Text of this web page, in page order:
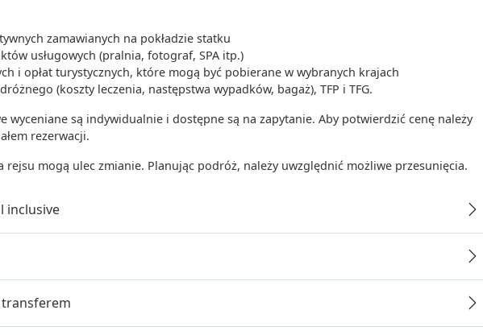
07:00-00:00
zamawianych na pokładzie statku
usługowych (pralnia, fotograf, SPA itp.)
i opłat turystycznych, które mogą być pobierane w wybranych krajach
(koszty leczenia, następstwa wypadków, bagaż), TFP i TFG.
wyceniane są indywidualnie i dostępne są na zapytanie. Aby potwierdzić cenę należy
rezerwacji.
rejsu mogą ulec zmianie. Planując podróż, należy uwzględnić możliwe przesunięcia.
inclusive